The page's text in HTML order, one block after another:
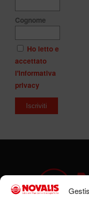
Cognome
Ho letto e
accettato
l'informativa
privacy